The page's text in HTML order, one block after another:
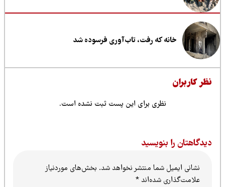
خانه که رفت، تاب‌آوری فرسوده شد
کاربران
نظری برای این پست ثبت نشده است.
را بنویسید
نشانی ایمیل شما منتشر نخواهد شد.بخش‌های موردنیاز
علامت‌گذاری شده‌اند*